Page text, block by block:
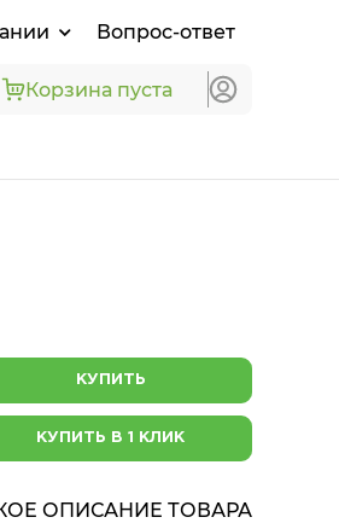
Вопрос-ответ
Корзина пуста
КУПИТЬ
КУПИТЬ В 1 КЛИК
ОПИСАНИЕ ТОВАРА